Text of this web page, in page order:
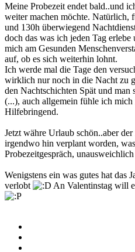
Meine Probezeit endet bald..und
weiter machen möchte. Natürlich,
und 130h überwiegend
doch das was ich jeden Tag
mich am Gesunden
auf, ob es sich weiterhin lohnt.
Ich werde mal die Tage den
wirklich nur noch in die Nacht zu
den Nachtschichten Spät und man
(...), auch allgemein fühle ich mich
Hilfebringend.
Jetzt währe Urlaub schön..aber
irgendwo hin verplant worden,
Probezeitgespräch,
Wenigstens ein was gutes hat das
verlobt
An Valentinstag will